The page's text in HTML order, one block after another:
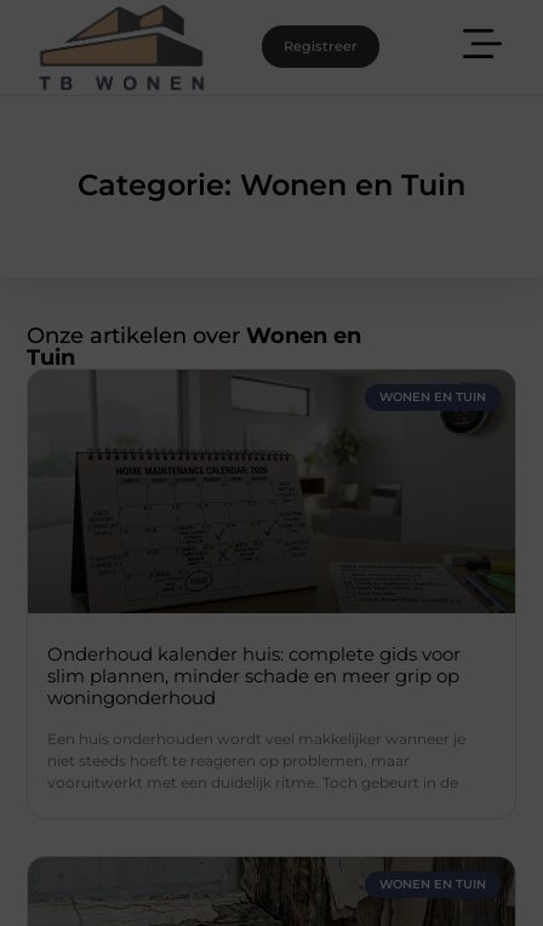
Registreer
Categorie: Wonen en Tuin
Onze artikelen over Wonen en
Tuin
WONEN EN TUIN
Onderhoud kalender huis: complete gids voor
slim plannen, minder schade en meer grip op
woningonderhoud
Een huis onderhouden wordt veel makkelijker wanneer je
niet steeds hoeft te reageren op problemen, maar
vooruitwerkt met een duidelijk ritme. Toch gebeurt in de
WONEN EN TUIN